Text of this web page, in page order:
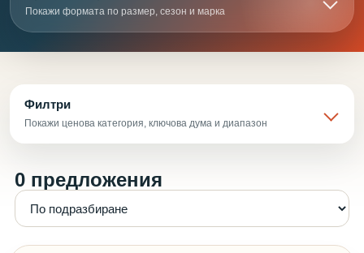
Покажи формата по размер, сезон и марка
Филтри
Покажи ценова категория, ключова дума и диапазон
0 предложения